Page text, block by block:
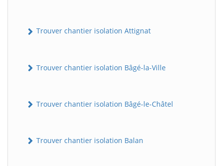
Trouver chantier isolation Attignat
Trouver chantier isolation Bâgé-la-Ville
Trouver chantier isolation Bâgé-le-Châtel
Trouver chantier isolation Balan